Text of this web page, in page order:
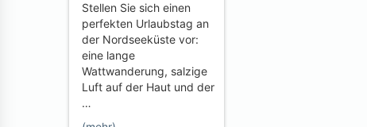
Stellen Sie sich einen
perfekten Urlaubstag an
der Nordseeküste vor:
eine lange
Wattwanderung, salzige
Luft auf der Haut und der
…